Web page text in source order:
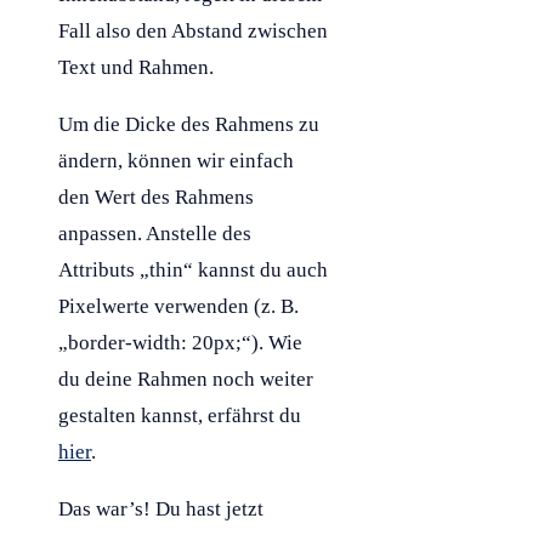
Fall also den Abstand zwischen
Text und Rahmen.
Um die Dicke des Rahmens zu
ändern, können wir einfach
den Wert des Rahmens
anpassen. Anstelle des
Attributs „thin“ kannst du auch
Pixelwerte verwenden (z. B.
„border-width: 20px;“). Wie
du deine Rahmen noch weiter
gestalten kannst, erfährst du
hier.
Das war’s! Du hast jetzt